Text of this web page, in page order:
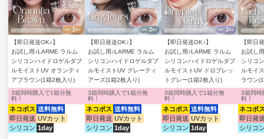
【即日発送OK♪】
お試し用♪LARME ラルム
シリコンハイドロゲルダブ
ルモイストUV オランティ
アブラウン(1箱2枚入り)
ネコポス 送料無料
即日発送 UVカット
シリコン 1day
3箱同時購入で1箱分無
料！
【即日発送OK♪】
お試し用♪LARME ラルム
シリコンハイドロゲルダブ
ルモイストUV グレーティ
アーズ(1箱2枚入り)
ネコポス 送料無料
即日発送 UVカット
シリコン 1day
3箱同時購入で1箱分無
料！
【即日発送OK♪】
お試し用♪LARME ラルム
シリコンハイドロゲルダブ
ルモイストUV ドロプレッ
トグレー(1箱2枚入り)
ネコポス 送料無料
即日発送 UVカット
シリコン 1day
3箱同時購入で1箱分無
料！
【即日
お試し
シリコ
ルモイ
ラウン
ネコポ
即日発
シリコ
3箱同時
料！